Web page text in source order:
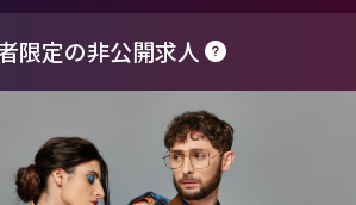
限定の非公開求人